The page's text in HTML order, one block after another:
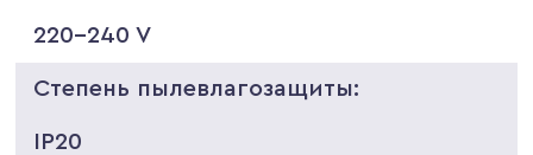
220-240 V
Степень пылевлагозащиты:
IP20